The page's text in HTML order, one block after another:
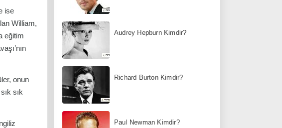
ise
William,
eğitim
onun
sık
Audrey Hepburn Kimdir?
Richard Burton Kimdir?
Paul Newman Kimdir?